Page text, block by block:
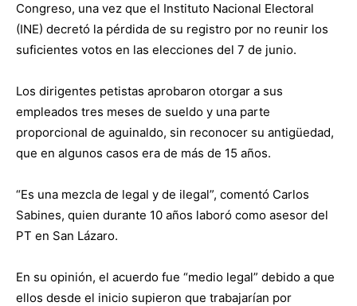
Congreso, una vez que el Instituto Nacional Electoral
(INE) decretó la pérdida de su registro por no reunir los
suficientes votos en las elecciones del 7 de junio.
Los dirigentes petistas aprobaron otorgar a sus
empleados tres meses de sueldo y una parte
proporcional de aguinaldo, sin reconocer su antigüedad,
que en algunos casos era de más de 15 años.
“Es una mezcla de legal y de ilegal”, comentó Carlos
Sabines, quien durante 10 años laboró como asesor del
PT en San Lázaro.
En su opinión, el acuerdo fue “medio legal” debido a que
ellos desde el inicio supieron que trabajarían por